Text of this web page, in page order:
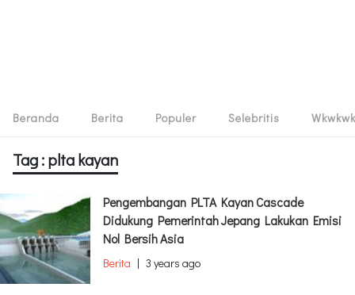
Beranda Berita Populer Selebritis Wkwkwk
Tag : plta kayan
Pengembangan PLTA Kayan Cascade
Didukung Pemerintah Jepang Lakukan Emisi
Nol Bersih Asia
Berita | 3 years ago